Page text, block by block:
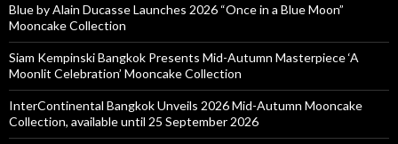
Blue by Alain Ducasse Launches 2026 “Once in a Blue Moon”
Mooncake Collection
Siam Kempinski Bangkok Presents Mid-Autumn Masterpiece ‘A
Moonlit Celebration’ Mooncake Collection
InterContinental Bangkok Unveils 2026 Mid-Autumn Mooncake
Collection, available until 25 September 2026